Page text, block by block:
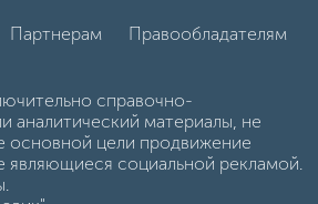
Партнерам Правообладателям
справочно-
аналитический материалы, не
основной цели продвижение
являющиеся социальной рекламой.